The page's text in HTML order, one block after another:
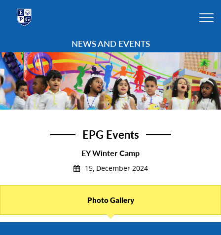
NEWS AND EVENTS
EPG Events
EY Winter Camp
15, December 2024
Photo Gallery